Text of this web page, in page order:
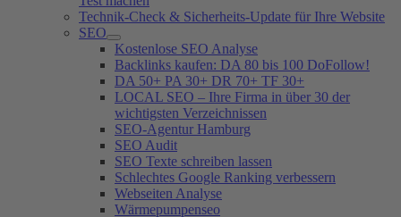
Technik-Check & Sicherheits-Update für Ihre Website
SEO
Kostenlose SEO Analyse
Backlinks kaufen: DA 80 bis 100 DoFollow!
DA 50+ PA 30+ DR 70+ TF 30+
LOCAL SEO – Ihre Firma in über 30 der
wichtigsten Verzeichnissen
SEO-Agentur Hamburg
SEO Audit
SEO Texte schreiben lassen
Schlechtes Google Ranking verbessern
Webseiten Analyse
Wärmepumpenseo